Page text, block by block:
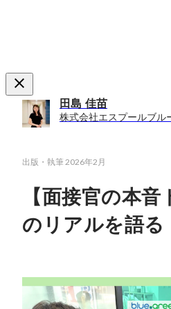
田島 佳苗
出版・執筆 2026年2月
【面接官の本
のリアルを語る